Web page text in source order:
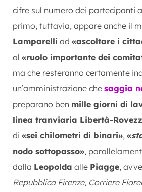
cifre sul numero dei partecipanti
primo, tuttavia, appare anche il
Lamparelli ad «ascoltare i
al «ruolo importante dei
ma che resteranno certamente
un’amministrazione che saggia
preparano ben mille giorni di
linea tranviaria Libertà-
di «sei chilometri di binari», «
nodo sottopasso»,
dalla Leopolda alle Piagge,
Repubblica Firenze, Corriere